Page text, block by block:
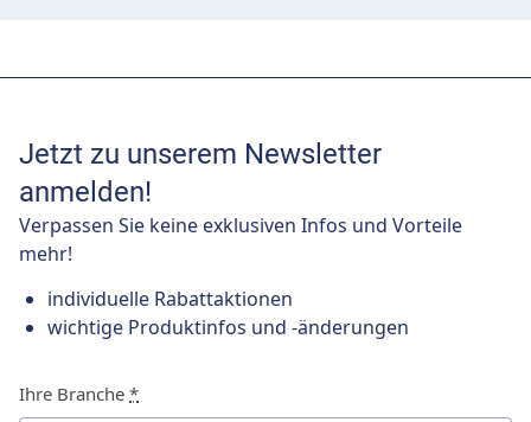
Jetzt zu unserem Newsletter
anmelden!
Verpassen Sie keine exklusiven Infos und Vorteile
mehr!
individuelle Rabattaktionen
wichtige Produktinfos und -änderungen
Ihre Branche *